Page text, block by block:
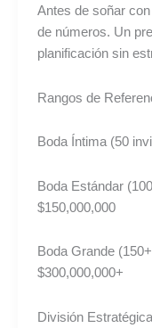
Antes de soñar
de números. Un
planificación sin
Rangos de
Boda Íntima (50
Boda Estándar
$150,000,000
Boda Grande
$300,000,000+
División